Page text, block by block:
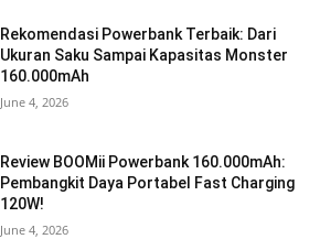
Rekomendasi Powerbank Terbaik: Dari
Ukuran Saku Sampai Kapasitas Monster
160.000mAh
June 4, 2026
Review BOOMii Powerbank 160.000mAh:
Pembangkit Daya Portabel Fast Charging
120W!
June 4, 2026